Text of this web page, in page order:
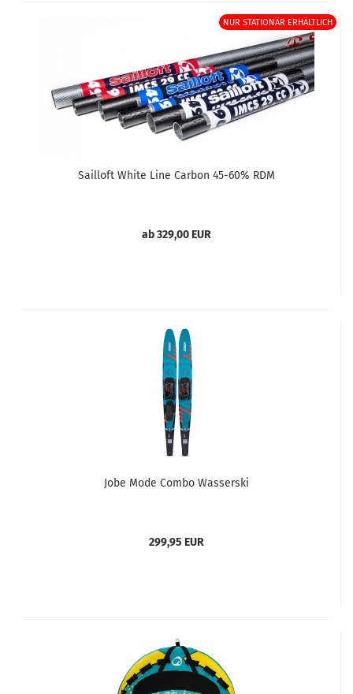
NUR STATIONÄR ERHÄLTLICH
Sailloft White Line Carbon 45-60% RDM
ab 329,00 EUR
Jobe Mode Combo Wasserski
299,95 EUR